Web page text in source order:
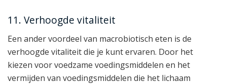
11. Verhoogde vitaliteit
Een ander voordeel van macrobiotisch eten is de
verhoogde vitaliteit die je kunt ervaren. Door het
kiezen voor voedzame voedingsmiddelen en het
vermijden van voedingsmiddelen die het lichaam